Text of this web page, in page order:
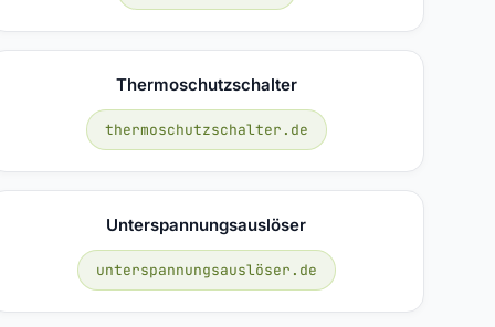
Thermoschutzschalter
thermoschutzschalter.de
Unterspannungsauslöser
unterspannungsauslöser.de